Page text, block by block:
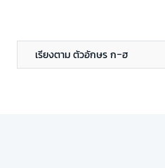
เรียงตาม ตัวอักษร ก-ฮ